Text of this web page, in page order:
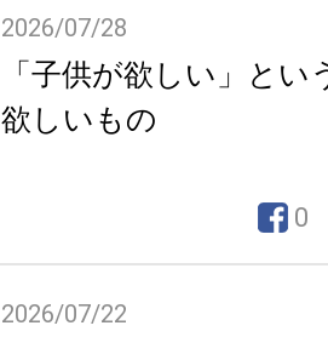
2026/07/28
「子供が欲しい」とい
欲しいもの
0
2026/07/22